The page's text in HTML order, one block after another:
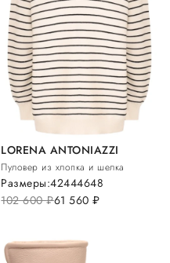
LORENA ANTONIAZZI
Пуловер из хлопка и шелка
102 600руб.61 560руб.
Размеры:42444648